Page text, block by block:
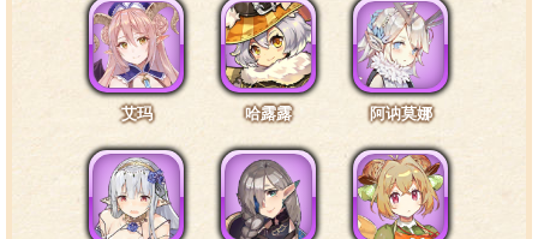
艾玛 哈露露 阿讷莫娜